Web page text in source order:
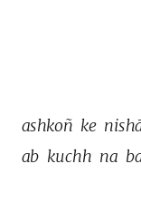
ashkoñ ke
ab kuchh na